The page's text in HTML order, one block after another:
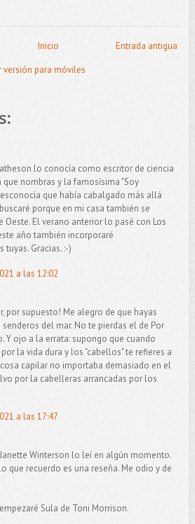
Entrada antigua
Inicio
versión para móviles
lo conocía como escritor de ciencia
nombras y la famosísima "Soy
que había cabalgado más allá
porque en mi casa también se
Oeste. El verano anterior lo pasé con Los
año también incorporaré
Gracias. :-)
a las 12:02
por supuesto! Me alegro de que hayas
del mar. No te pierdas el de Por
Y ojo a la errata: supongo que cuando
la vida dura y los "cabellos" te refieres a
capilar no importaba demasiado en el
por la cabelleras arrancadas por los
a las 17:47
Winterson lo leí en algún momento.
que recuerdo es una reseña. Me odio y de
Sula de Toni Morrison.